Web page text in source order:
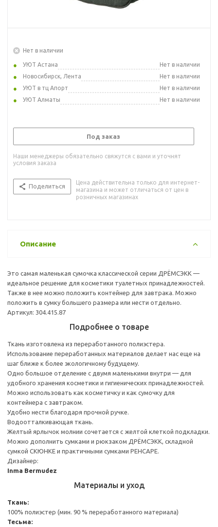
Нет в наличии
УЮТ Астана
Нет в наличии
Новосибирск, Лента
Нет в наличии
УЮТ в тц Апорт
Нет в наличии
УЮТ Алматы
Нет в наличии
Под заказ
Наши менеджеры обязательно свяжутся с вами и уточнят
условия заказа
Поделиться
Цена действительна только для интернет-
магазина и может отличаться от цен в
розничных магазинах
Описание
Это самая маленькая сумочка классической серии ДРЁМСЭКК —
идеальное решение для косметики туалетных принадлежностей.
Также в нее можно положить контейнер для завтрака. Можно
положить в сумку большего размера или нести отдельно.
Артикул: 304.415.87
Подробнее о товаре
Ткань изготовлена из переработанного полиэстера.
Использование переработанных материалов делает нас еще на
шаг ближе к более экологичному будущему.
Одно большое отделение с двумя маленькими внутри — для
удобного хранения косметики и гигиенических принадлежностей.
Можно использовать как косметичку и как сумочку для
контейнера с завтраком.
Удобно нести благодаря прочной ручке.
Водоотталкивающая ткань.
Желтый ярлычок молнии сочетается с желтой клеткой подкладки.
Можно дополнить сумками и рюкзаком ДРЁМСЭКК, складной
сумкой СКЮНКЕ и практичными сумками РЕНСАРЕ.
Дизайнер:
Inma Bermudez
Материалы и уход
Ткань:
100% полиэстер (мин. 90 % переработанного материала)
Тесьма: